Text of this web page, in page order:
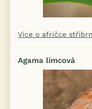
Více o afričce
Agama límcová